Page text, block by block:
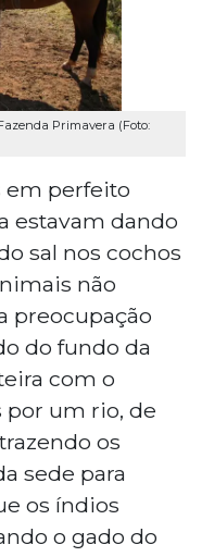
Primavera (Foto:
em perfeito
estavam dando
sal nos cochos
não
preocupação
do fundo da
com o
por um rio, de
os
sede para
os índios
o gado do